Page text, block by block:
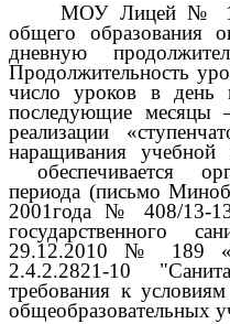
МОУ Лицей № 15
общего образования
дневную
Продолжительность
число уроков в день
последующие
реализации
наращивания учебной
обеспечивается
периода (письмо
2001года № 408/13-
государственного
29.12.2010 № 189
2.4.2.2821-10
требования к
общеобразовательных